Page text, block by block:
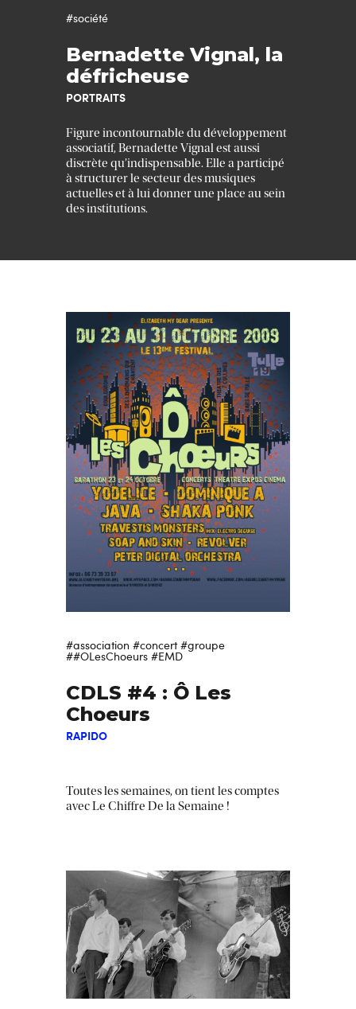
#société
Bernadette Vignal, la
défricheuse
PORTRAITS
Figure incontournable du développement
associatif, Bernadette Vignal est aussi
discrète qu’indispensable. Elle a participé
à structurer le secteur des musiques
actuelles et à lui donner une place au sein
des institutions.
#association #concert #groupe
##OLesChoeurs #EMD
CDLS #4 : Ô Les
Choeurs
RAPIDO
Toutes les semaines, on tient les comptes
avec Le Chiffre De la Semaine !